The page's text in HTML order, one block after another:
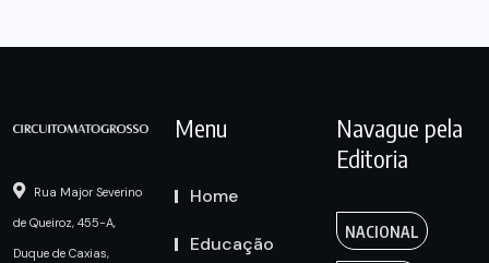
Rua Major Severino
de Queiroz, 455-A,
Duque de Caxias,
Menu
Home
Educação
Navague pela
Editoria
NACIONAL